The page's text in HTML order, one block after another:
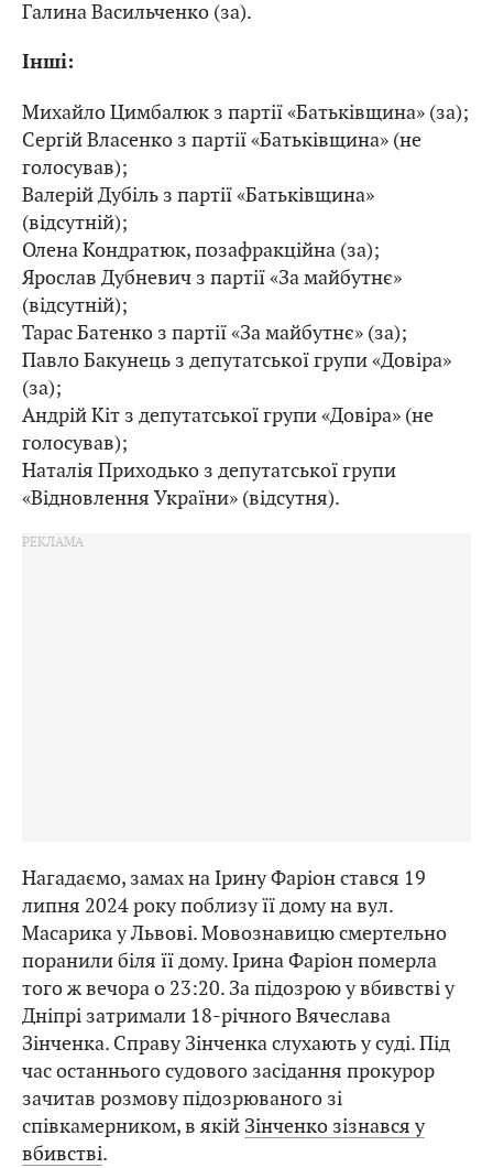
Галина Васильченко (за).
Інші:
Михайло Цимбалюк з партії «Батьківщина» (за);
Сергій Власенко з партії «Батьківщина» (не
голосував);
Валерій Дубіль з партії «Батьківщина»
(відсутній);
Олена Кондратюк, позафракційна (за);
Ярослав Дубневич з партії «За майбутнє»
(відсутній);
Тарас Батенко з партії «За майбутнє» (за);
Павло Бакунець з депутатської групи «Довіра»
(за);
Андрій Кіт з депутатської групи «Довіра» (не
голосував);
Наталія Приходько з депутатської групи
«Відновлення України» (відсутня).
Нагадаємо, замах на Ірину Фаріон стався 19
липня 2024 року поблизу її дому на вул.
Масарика у Львові. Мовознавицю смертельно
поранили біля її дому. Ірина Фаріон померла
того ж вечора о 23:20. За підозрою у вбивстві у
Дніпрі затримали 18-річного Вячеслава
Зінченка. Справу Зінченка слухають у суді. Під
час останнього судового засідання прокурор
зачитав розмову підозрюваного зі
співкамерником, в якій Зінченко зізнався у
вбивстві.